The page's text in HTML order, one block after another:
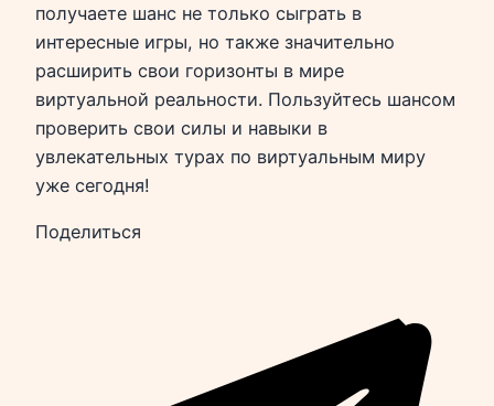
получаете шанс не только сыграть в
интересные игры, но также значительно
расширить свои горизонты в мире
виртуальной реальности. Пользуйтесь шансом
проверить свои силы и навыки в
увлекательных турах по виртуальным миру
уже сегодня!
Поделиться